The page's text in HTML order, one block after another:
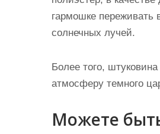
гармошке переживать
солнечных лучей.
Более того,
атмосферу темного
Можете